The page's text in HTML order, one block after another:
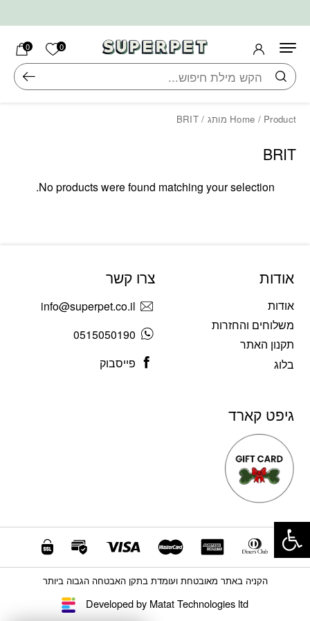
0 הרשימה
0
חיפוש
Home / Product מותג / BRIT
BRIT
No products were found matching your selection.
אודות
אודות
משלוחים והחזרות
תקנון האתר
בלוג
צרו קשר
info@superpet.co.il
0515050190
פייסבוק
גיפט קארד
Developed by Matat Technologies ltd
הקניה באתר מאובטחת ועומדת בתקן האבטחה הגבוה ביותר
פתח סרגל נגישות